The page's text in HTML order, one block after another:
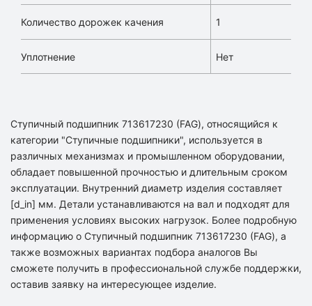
Количество дорожек качения 1
Уплотнение Нет
Ступичный подшипник 713617230 (FAG), относящийся к
категории "Ступичные подшипники", используется в
различных механизмах и промышленном оборудовании,
обладает повышенной прочностью и длительным сроком
эксплуатации. Внутренний диаметр изделия составляет
[d_in] мм. Детали устанавливаются на вал и подходят для
применения условиях высоких нагрузок. Более подробную
информацию о Ступичный подшипник 713617230 (FAG), а
также возможных вариантах подбора аналогов Вы
сможете получить в профессиональной службе поддержки,
оставив заявку на интересующее изделие.